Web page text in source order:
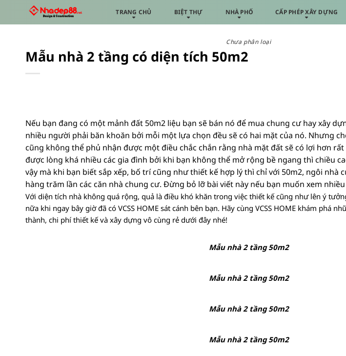
TRANG CHỦ BIỆT THỰ NHÀ PHỐ CẤP PHÉP XÂY DỰNG
Chưa phân loại
Mẫu nhà 2 tầng có diện tích 50m2
Nếu bạn đang có một mảnh đất 50m2 liệu bạn sẽ bán nó để mua chung cư hay xây
nhiều người phải băn khoăn bởi mỗi một lựa chọn đều sẽ có hai mặt của nó. Nhưng
cũng không thể phủ nhận được một điều chắc chắn rằng nhà mặt đất sẽ có lợi hơn rất
được lòng khá nhiều các gia đình bởi khi bạn không thể mở rộng bề ngang thì chiều
vậy mà khi bạn biết sắp xếp, bố trí cũng như thiết kế hợp lý thì chỉ với 50m2, ngôi nhà
hàng trăm lần các căn nhà chung cư. Đừng bỏ lỡ bài viết này nếu bạn muốn xem
Với diện tích nhà không quá rộng, quả là điều khó khăn trong việc thiết kế cũng như lên ý
nữa khi ngay bây giờ đã có VCSS HOME sát cánh bên bạn. Hãy cùng VCSS HOME khám phá
thành, chi phí thiết kế và xây dựng vô cùng rẻ dưới đây nhé!
Mẫu nhà 2 tầng 50m2
Mẫu nhà 2 tầng 50m2
Mẫu nhà 2 tầng 50m2
Mẫu nhà 2 tầng 50m2